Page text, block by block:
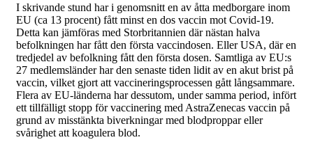
I skrivande stund har i genomsnitt en av åtta medborgare inom
EU (ca 13 procent) fått minst en dos vaccin mot Covid-19.
Detta kan jämföras med Storbritannien där nästan halva
befolkningen har fått den första vaccindosen. Eller USA, där en
tredjedel av befolkning fått den första dosen. Samtliga av EU:s
27 medlemsländer har den senaste tiden lidit av en akut brist på
vaccin, vilket gjort att vaccineringsprocessen gått långsammare.
Flera av EU-länderna har dessutom, under samma period, infört
ett tillfälligt stopp för vaccinering med AstraZenecas vaccin på
grund av misstänkta biverkningar med blodproppar eller
svårighet att koagulera blod.